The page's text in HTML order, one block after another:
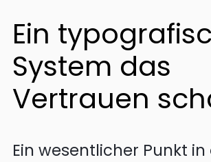
Ein
System das
Vertrauen
Ein wesentlicher Punkt in